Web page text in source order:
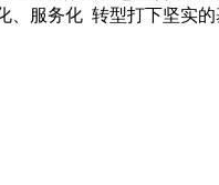
服务化 转型打下坚实的